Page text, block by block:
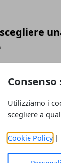
Consenso
Utilizziamo i
scegliere a
Cookie Policy|
la